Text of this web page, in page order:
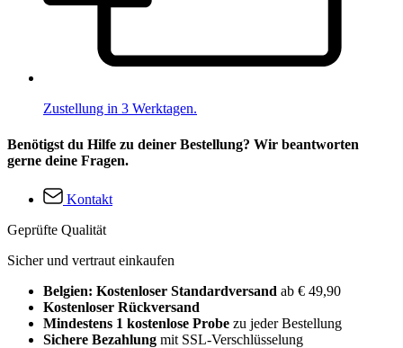
Zustellung in 3 Werktagen.
Benötigst du Hilfe zu deiner Bestellung? Wir beantworten
gerne deine Fragen.
Kontakt
Geprüfte Qualität
Sicher und vertraut einkaufen
Belgien: Kostenloser Standardversand ab € 49,90
Kostenloser Rückversand
Mindestens 1 kostenlose Probe zu jeder Bestellung
Sichere Bezahlung mit SSL-Verschlüsselung